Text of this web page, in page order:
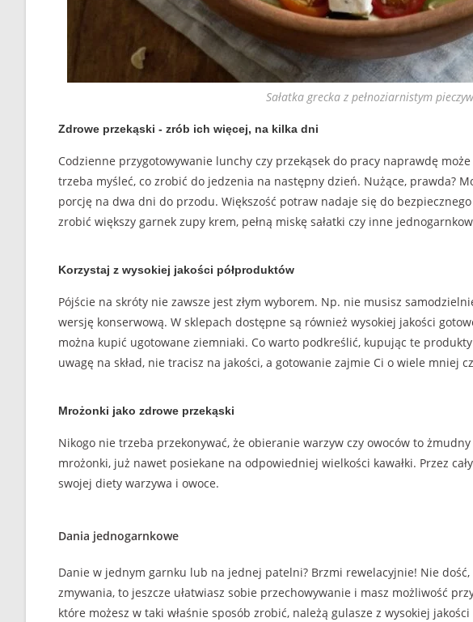
Sałatka grecka z pełnoziarnistym
Zdrowe przekąski - zrób ich więcej, na kilka dni
Codzienne przygotowywanie lunchy czy przekąsek do pracy naprawdę
trzeba myśleć, co zrobić do jedzenia na następny dzień. Nużące, prawda?
porcję na dwa dni do przodu. Większość potraw nadaje się do
zrobić większy garnek zupy krem, pełną miskę sałatki czy inne
Korzystaj z wysokiej jakości półproduktów
Pójście na skróty nie zawsze jest złym wyborem. Np. nie musisz
wersję konserwową. W sklepach dostępne są również wysokiej jakości
można kupić ugotowane ziemniaki. Co warto podkreślić, kupując te
uwagę na skład, nie tracisz na jakości, a gotowanie zajmie Ci o wiele mniej
Mrożonki jako zdrowe przekąski
Nikogo nie trzeba przekonywać, że obieranie warzyw czy owoców to
mrożonki, już nawet posiekane na odpowiedniej wielkości kawałki. Przez
swojej diety warzywa i owoce.
Dania jednogarnkowe
Danie w jednym garnku lub na jednej patelni? Brzmi rewelacyjnie! Nie
zmywania, to jeszcze ułatwiasz sobie przechowywanie i masz możliwość
które możesz w taki właśnie sposób zrobić, należą gulasze z wysokiej